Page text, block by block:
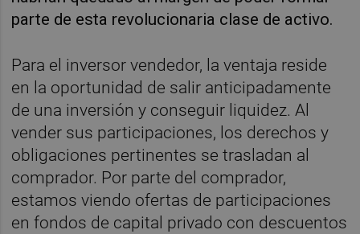
parte de esta revolucionaria clase de activo.
Para el inversor vendedor, la ventaja reside
en la oportunidad de salir anticipadamente
de una inversión y conseguir liquidez. Al
vender sus participaciones, los derechos y
obligaciones pertinentes se trasladan al
comprador. Por parte del comprador,
estamos viendo ofertas de participaciones
en fondos de capital privado con descuentos